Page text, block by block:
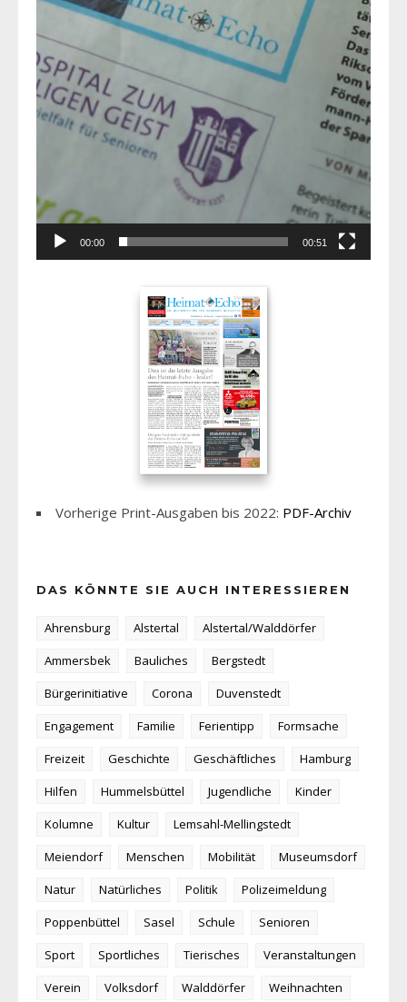
00:00 00:51
Vorherige Print-Ausgaben bis 2022: PDF-Archiv
DAS KÖNNTE SIE AUCH INTERESSIEREN
Ahrensburg Alstertal
Alstertal/Walddörfer
Ammersbek
Bauliches
Bergstedt
Bürgerinitiative
Corona
Duvenstedt
Engagement
Familie Ferientipp
Formsache
Freizeit
Geschichte Geschäftliches
Hamburg
Hilfen
Hummelsbüttel Jugendliche
Kinder
Kolumne
Kultur
Lemsahl-Mellingstedt
Meiendorf
Menschen Mobilität
Museumsdorf
Natur
Natürliches Politik
Polizeimeldung
Poppenbüttel
Sasel Schule
Senioren
Sport
Sportliches Tierisches
Veranstaltungen
Verein
Volksdorf Walddörfer
Weihnachten